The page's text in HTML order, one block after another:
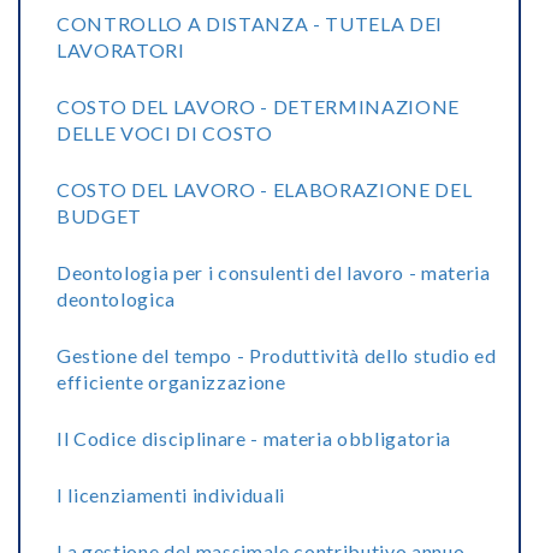
CONTROLLO A DISTANZA - TUTELA DEI
LAVORATORI
COSTO DEL LAVORO - DETERMINAZIONE
DELLE VOCI DI COSTO
COSTO DEL LAVORO - ELABORAZIONE DEL
BUDGET
Deontologia per i consulenti del lavoro - materia
deontologica
Gestione del tempo - Produttività dello studio ed
efficiente organizzazione
Il Codice disciplinare - materia obbligatoria
I licenziamenti individuali